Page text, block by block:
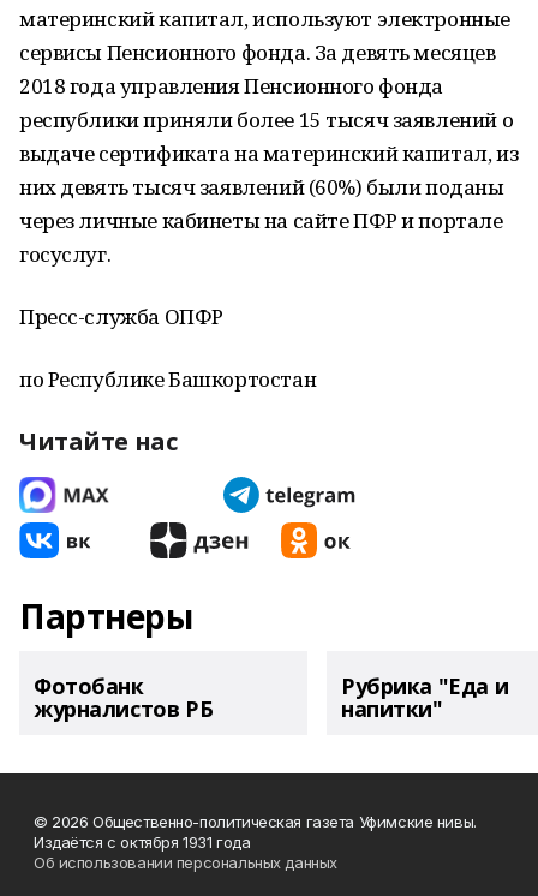
материнский капитал, используют электронные
сервисы Пенсионного фонда. За девять месяцев
2018 года управления Пенсионного фонда
республики приняли более 15 тысяч заявлений о
выдаче сертификата на материнский капитал, из
них девять тысяч заявлений (60%) были поданы
через личные кабинеты на сайте ПФР и портале
госуслуг.
Пресс-служба ОПФР
по Республике Башкортостан
Читайте нас
Партнеры
Фотобанк
журналистов РБ
Рубрика "Еда и
напитки"
© 2026 Общественно-политическая газета Уфимские нивы.
Издаётся с октября 1931 года
Об использовании персональных данных